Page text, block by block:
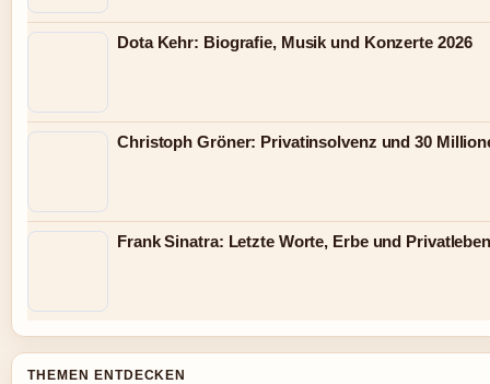
Dota Kehr: Biografie, Musik und Konzerte 2026
Christoph Gröner: Privatinsolvenz und 30
Frank Sinatra: Letzte Worte, Erbe und
THEMEN ENTDECKEN